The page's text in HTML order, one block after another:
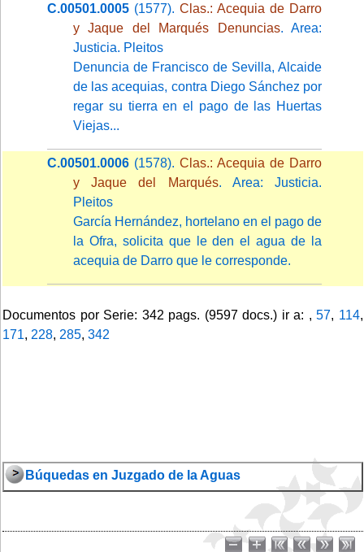
C.00501.0005 (1577). Clas.: Acequia de Darro
y Jaque del Marqués Denuncias. Area:
Justicia. Pleitos
Denuncia de Francisco de Sevilla, Alcaide
de las acequias, contra Diego Sánchez por
regar su tierra en el pago de las Huertas
Viejas...
C.00501.0006 (1578). Clas.: Acequia de Darro
y Jaque del Marqués. Area: Justicia.
Pleitos
García Hernández, hortelano en el pago de
la Ofra, solicita que le den el agua de la
acequia de Darro que le corresponde.
Documentos por Serie: 342 pags. (9597 docs.) ir a: ,57, 114,
171, 228, 285, 342
Búquedas en Juzgado de la Aguas